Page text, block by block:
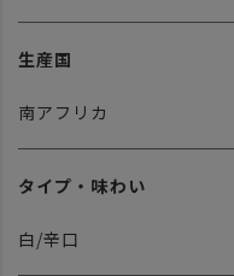
生産国
南アフリカ
タイプ・味わい
白/辛口